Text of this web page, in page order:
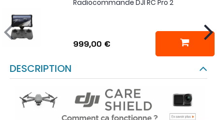
Radiocommande DJI RC Pro 2
999,00 €
DESCRIPTION